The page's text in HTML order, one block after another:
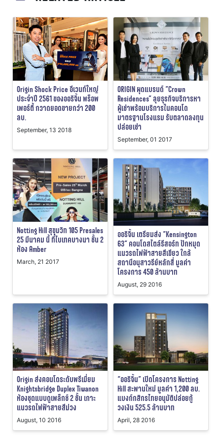
Origin Shock Price อีเวนท์ใหญ่
ประจำปี 2561 ของออริจิ้น พร็อพ
เพอร์ตี้ กวาดยอดขายกว่า 200
ลบ.
September, 13 2018
ORIGIN ผุดแบรนด์ “Crown
Residences” ลุยธุรกิจบริการหา
ผู้เช่าพร้อมบริการในคอนโด
มาตรฐานโรงแรม รับตลาดลงทุน
ปล่อยเช่า
September, 01 2017
Notting Hill สุขุมวิท 105 Presales
25 มีนาคม นี้ ที่ไบเทคบางนา ชั้น 2
ห้อง Amber
March, 21 2017
ออริจิ้น เตรียมส่ง “Kensington
63” คอนโดสไตล์รีสอร์ท ปักหมุด
แนวรถไฟฟ้าสายสีเขียว ใกล้
สถานีอนุสาวรีย์หลักสี่ มูลค่า
โครงการ 450 ล้านบาท
August, 29 2016
Origin ส่งคอนโดระดับพรีเมี่ยม
Knightsbridge Duplex Tiwanon
ห้องชุดแบบดูเพล็กซ์ 2 ชั้น เกาะ
แนวรถไฟฟ้าสายสีม่วง
August, 10 2016
“ออริจิ้น” เปิดโครงการ Notting
Hill สะพานใหม่ มูลค่า 1,200 ลบ.
แบงก์กสิกรไทยอนุมัติปล่อยกู้
วงเงิน 525.5 ล้านบาท
April, 28 2016